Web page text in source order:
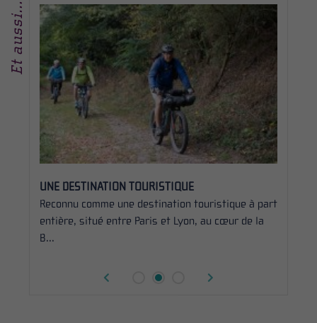
Et aussi...
UNE DESTINATION TOURISTIQUE
Reconnu comme une destination touristique à part
entière, situé entre Paris et Lyon, au cœur de la
B...